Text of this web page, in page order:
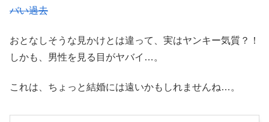
バい過去
おとなしそうな見かけとは違って、実はヤンキー気質？！
しかも、男性を見る目がヤバイ…。
これは、ちょっと結婚には遠いかもしれませんね…。